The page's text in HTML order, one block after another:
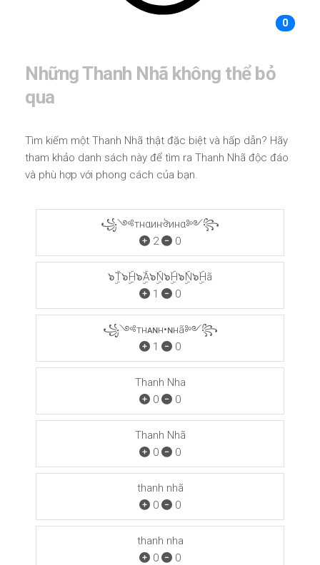
0
Những Thanh Nhã không thể bỏ
qua
Tìm kiếm một Thanh Nhã thật đặc biệt và hấp dẫn? Hãy
tham khảo danh sách này để tìm ra Thanh Nhã độc đáo
và phù hợp với phong cách của bạn.
꧁༺тнαинঔинα༻꧂
2
0
๖ۣۜT๖ۣۜH๖ۣۜA๖ۣۜN๖ۣۜH๖ۣۜN๖ۣۜHã
1
0
꧁༺тнᴀɴн•ɴнã༻꧂
1
0
Thanh Nha
0
0
Thanh Nhã
0
0
thanh nhã
0
0
thanh nha
0
0